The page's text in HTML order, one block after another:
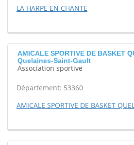
LA HARPE EN CHANTE
AMICALE SPORTIVE DE BASKET
Quelaines-Saint-Gault
Association sportive
Département: 53360
AMICALE SPORTIVE DE BASKET